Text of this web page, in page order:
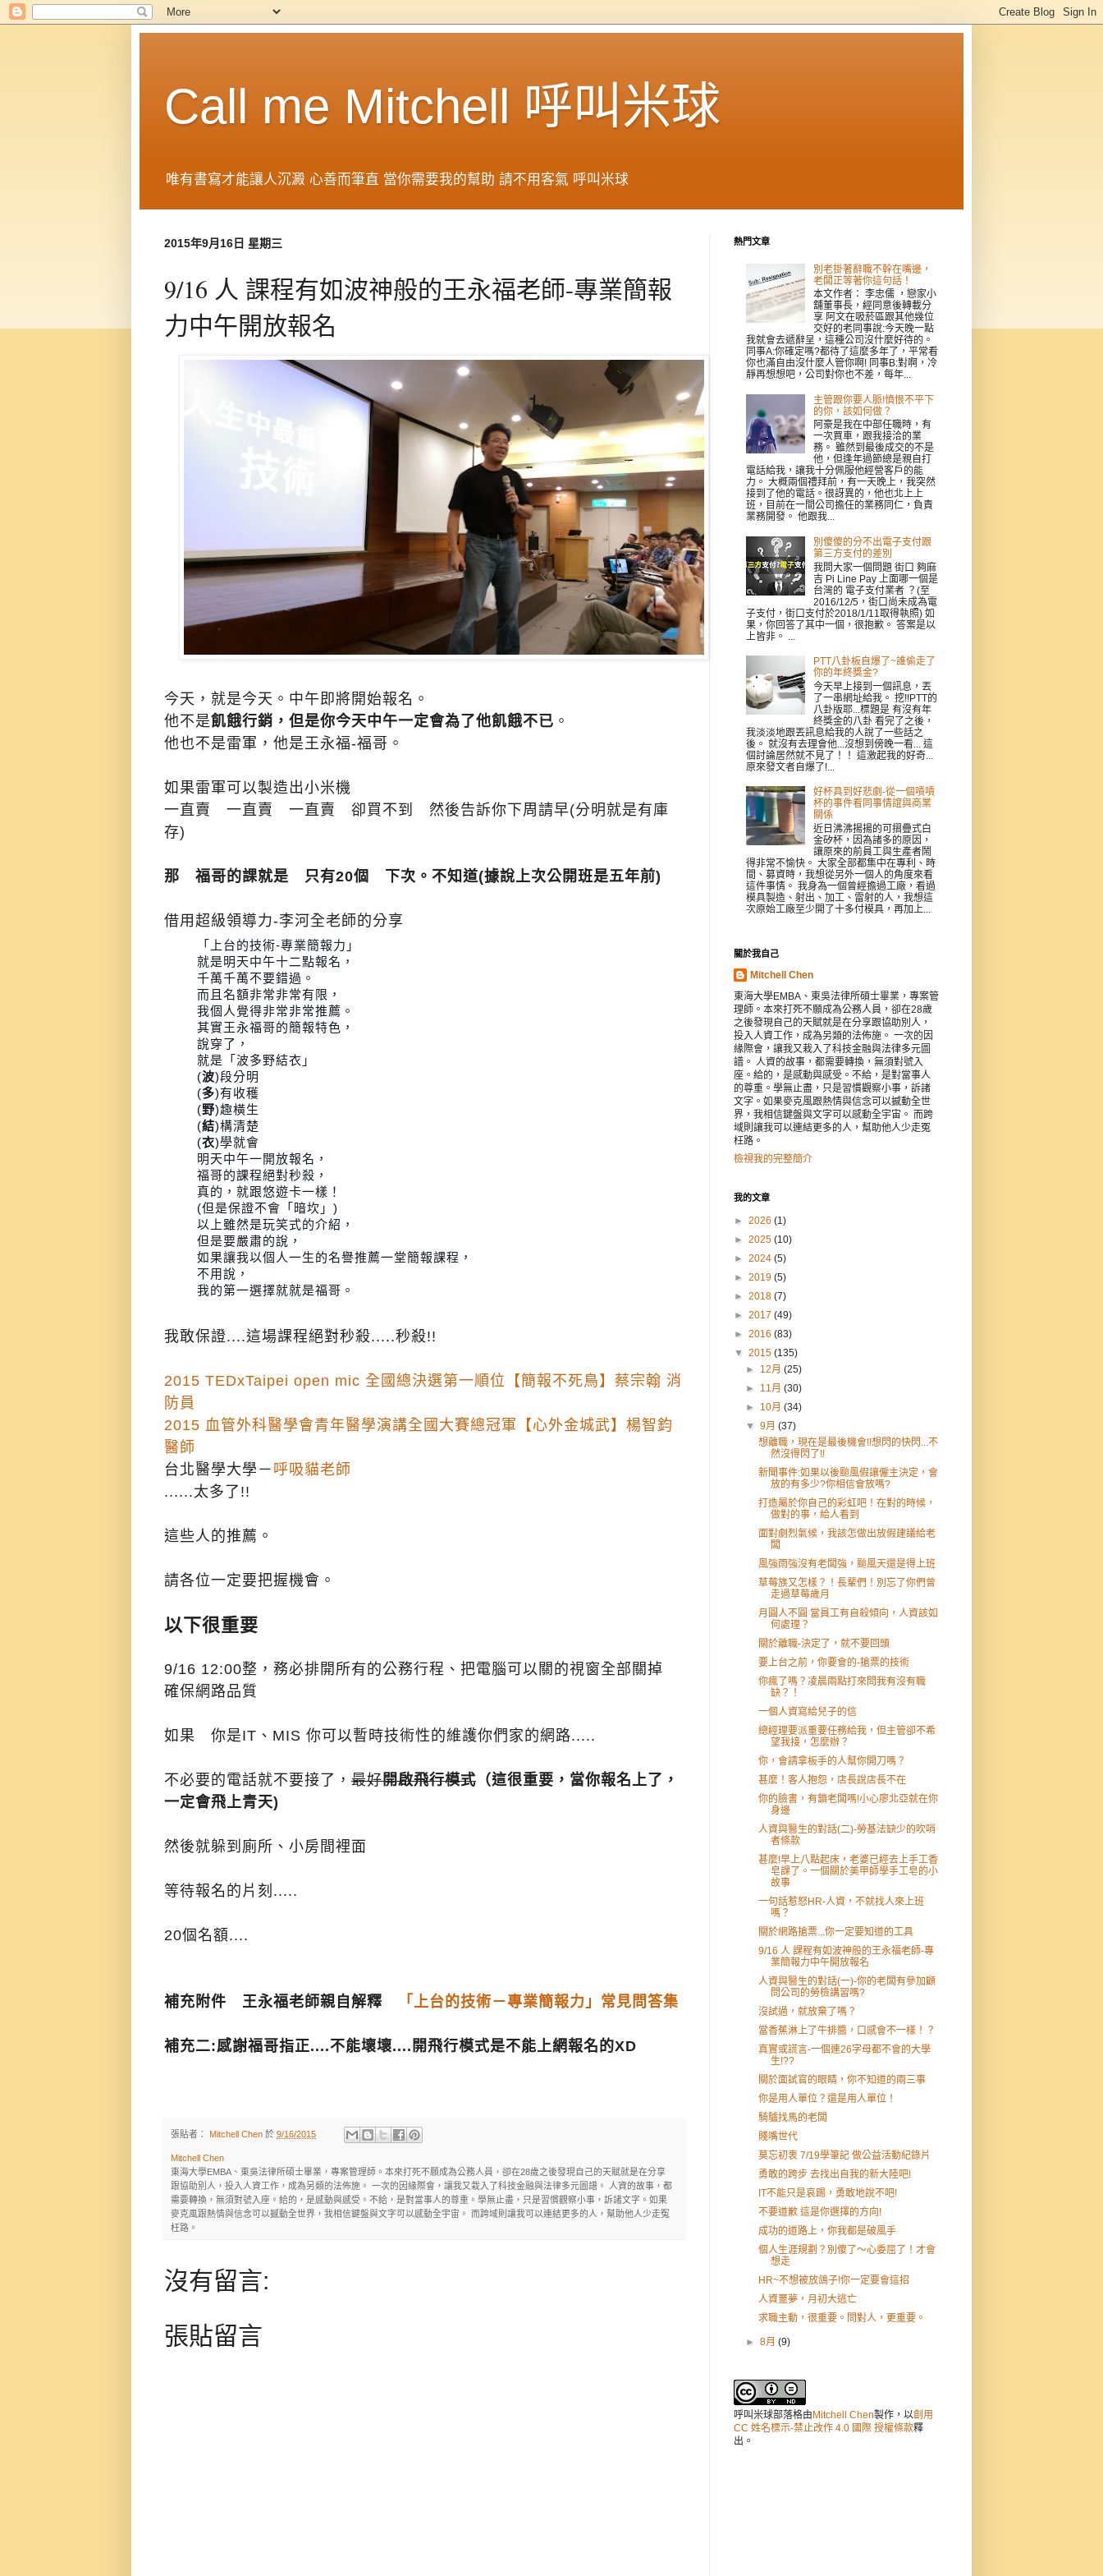
Call me Mitchell 呼叫米球
唯有書寫才能讓人沉澱 心善而筆直 當你需要我的幫助 請不用客氣 呼叫米球
2015年9月16日 星期三
9/16 人 課程有如波神般的王永福老師-專業簡報
力中午開放報名
今天，就是今天。中午即將開始報名。
他不是飢餓行銷，但是你今天中午一定會為了他飢餓不已 。
他也不是雷軍，他是王永福-福哥。
如果雷軍可以製造出小米機
一直賣 一直賣 一直賣 卻買不到 然後告訴你下周請早(分明就是有庫
存)
那 福哥的課就是 只有20個 下次。不知道(據說上次公開班是五年前)
借用超級領導力-李河全老師的分享
「上台的技術-專業簡報力」
就是明天中午十二點報名，
千萬千萬不要錯過。
而且名額非常非常有限，
我個人覺得非常非常推薦。
其實王永福哥的簡報特色，
說穿了，
就是「波多野結衣」
(波)段分明
(多)有收穫
(野)趣橫生
(結)構清楚
(衣)學就會
明天中午一開放報名，
福哥的課程絕對秒殺，
真的，就跟悠遊卡一樣！
(但是保證不會「暗坎」)
以上雖然是玩笑式的介紹，
但是要嚴肅的說，
如果讓我以個人一生的名譽推薦一堂簡報課程，
不用說，
我的第一選擇就就是福哥。
我敢保證....這場課程絕對秒殺.....秒殺!!
2015 TEDxTaipei open mic 全國總決選第一順位【簡報不死鳥】蔡宗翰 消
防員
2015 血管外科醫學會青年醫學演講全國大賽總冠軍【心外金城武】楊智鈞
醫師
台北醫學大學－ 呼吸貓老師
......太多了!!
這些人的推薦。
請各位一定要把握機會。
以下很重要
9/16 12:00整，務必排開所有的公務行程、把電腦可以關的視窗全部關掉
確保網路品質
如果 你是IT、MIS 你可以暫時技術性的維護你們家的網路.....
不必要的電話就不要接了， 最好開啟飛行模式 （這很重要，當你報名上了，
一定會飛上青天)
然後就躲到廁所、小房間裡面
等待報名的片刻.....
20個名額....
補充附件 王永福老師親自解釋 「上台的技術－專業簡報力」常見問答集
補充二:感謝福哥指正....不能壞壞....開飛行模式是不能上網報名的XD
張貼者： Mitchell Chen 於 9/16/2015
Mitchell Chen
東海大學EMBA、東吳法律所碩士畢業，專案管理師。本來打死不願成為公務人員，卻在28歲之後發現自己的天賦就是在分享
跟協助別人，投入人資工作，成為另類的法佈施。 一次的因緣際會，讓我又栽入了科技金融與法律多元圖譜。 人資的故事，都
需要轉換，無須對號入座。給的，是感動與感受。不給，是對當事人的尊重。學無止盡，只是習慣觀察小事，訴諸文字。如果
麥克風跟熱情與信念可以撼動全世界，我相信鍵盤與文字可以感動全宇宙。 而跨域則讓我可以連結更多的人，幫助他人少走冤
枉路。
沒有留言:
張貼留言
熱門文章
別老掛著辭職不幹在嘴邊，
老闆正等著你這句話！
本文作者： 李忠儒 ，戀家小
舖董事長，經同意後轉載分
享 阿文在吸菸區跟其他幾位
交好的老同事說:今天晚一點
我就會去遞辭呈，這種公司沒什麼好待的。
同事A:你確定嗎?都待了這麼多年了，平常看
你也滿自由沒什麼人管你啊! 同事B:對啊，冷
靜再想想吧，公司對你也不差，每年...
主管跟你要人脈!憤恨不平下
的你，該如何做？
阿豪是我在中部任職時，有
一次買車，跟我接洽的業
務。 雖然到最後成交的不是
他，但逢年過節總是親自打
電話給我，讓我十分佩服他經營客戶的能
力。 大概兩個禮拜前，有一天晚上，我突然
接到了他的電話。很訝異的，他也北上上
班，目前在一間公司擔任的業務同仁，負責
業務開發。 他跟我...
別傻傻的分不出電子支付跟
第三方支付的差別
我問大家一個問題 街口 夠麻
吉 Pi Line Pay 上面哪一個是
台灣的 電子支付業者 ？(至
2016/12/5，街口尚未成為電
子支付，街口支付於2018/1/11取得執照) 如
果，你回答了其中一個，很抱歉。 答案是以
上皆非。 ...
PTT八卦板自爆了~誰偷走了
你的年終獎金?
今天早上接到一個訊息，丟
了一串網址給我。 挖!!PTT的
八卦版耶...標題是 有沒有年
終獎金的八卦 看完了之後，
我淡淡地跟丟訊息給我的人說了一些話之
後。 就沒有去理會他...沒想到傍晚一看... 這
個討論居然就不見了！！ 這激起我的好奇...
原來發文者自爆了!...
好杯具到好悲劇-從一個嘖嘖
杯的事件看同事情誼與商業
關係
近日沸沸揚揚的可摺疊式白
金矽杯，因為諸多的原因，
讓原來的前員工與生產者鬧
得非常不愉快。 大家全部都集中在專利、時
間、募資時，我想從另外一個人的角度來看
這件事情。 我身為一個曾經擔過工廠，看過
模具製造、射出、加工、雷射的人，我想這
次原始工廠至少開了十多付模具，再加上...
關於我自己
Mitchell Chen
東海大學EMBA、東吳法律所碩士畢業，專案管
理師。本來打死不願成為公務人員，卻在28歲
之後發現自己的天賦就是在分享跟協助別人，
投入人資工作，成為另類的法佈施。 一次的因
緣際會，讓我又栽入了科技金融與法律多元圖
譜。 人資的故事，都需要轉換，無須對號入
座。給的，是感動與感受。不給，是對當事人
的尊重。學無止盡，只是習慣觀察小事，訴諸
文字。如果麥克風跟熱情與信念可以撼動全世
界，我相信鍵盤與文字可以感動全宇宙。 而跨
域則讓我可以連結更多的人，幫助他人少走冤
枉路。
檢視我的完整簡介
我的文章
► 2026 (1)
► 2025 (10)
► 2024 (5)
► 2019 (5)
► 2018 (7)
► 2017 (49)
► 2016 (83)
▼ 2015 (135)
► 12月(25)
► 11月(30)
► 10月(34)
▼9月(37)
想離職，現在是最後機會!!想閃的快閃...不
然沒得閃了!!
新聞事件:如果以後颱風假讓僱主決定，會
放的有多少?你相信會放嗎?
打造屬於你自己的彩虹吧！在對的時候，
做對的事，給人看到
面對劇烈氣候，我該怎做出放假建議給老
闆
風強雨強沒有老闆強，颱風天還是得上班
草莓族又怎樣？！長輩們！別忘了你們曾
走過草莓歲月
月圓人不圓 當員工有自殺傾向，人資該如
何處理？
關於離職-決定了，就不要回頭
要上台之前，你要會的-搶票的技術
你瘋了嗎？凌晨兩點打來問我有沒有職
缺？！
一個人資寫給兒子的信
總經理要派重要任務給我，但主管卻不希
望我接，怎麼辦？
你，會請拿板手的人幫你開刀嗎？
甚麼！客人抱怨，店長說店長不在
你的臉書，有鎖老闆嗎!小心廖北亞就在你
身邊
人資與醫生的對話(二)-勞基法缺少的吹哨
者條款
甚麼!早上八點起床，老婆已經去上手工香
皂課了。一個關於美甲師學手工皂的小
故事
一句話惹怒HR-人資，不就找人來上班
嗎？
關於網路搶票...你一定要知道的工具
9/16 人 課程有如波神般的王永福老師-專
業簡報力中午開放報名
人資與醫生的對話(一)-你的老闆有參加顧
問公司的勞檢講習嗎?
沒試過，就放棄了嗎？
當香蕉淋上了牛排醬，口感會不一樣！？
真實或謊言-一個連26字母都不會的大學
生!??
關於面試官的眼睛，你不知道的兩三事
你是用人單位？還是用人單位！
騎驢找馬的老闆
賤嘴世代
莫忘初衷 7/19學筆記 做公益活動紀錄片
勇敢的跨步 去找出自我的新大陸吧!
IT不能只是哀踢，勇敢地說不吧!
不要道歉 這是你選擇的方向!
成功的道路上，你我都是破風手
個人生涯規劃？別傻了～心委屈了！才會
想走
HR~不想被放鴿子!你一定要會這招
人資噩夢，月初大逃亡
求職主動，很重要。問對人，更重要。
►8月(9)
呼叫米球部落格由 Mitchell Chen製作，以創用
CC 姓名標示-禁止改作 4.0 國際 授權條款釋
出。